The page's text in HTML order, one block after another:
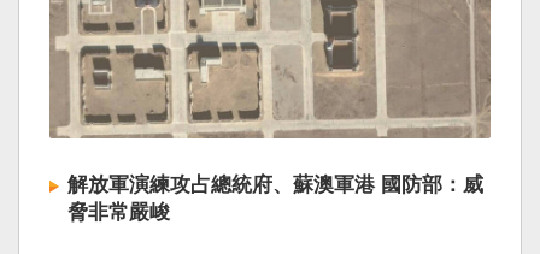
解放軍演練攻占總統府、蘇澳軍港 國防部：威
脅非常嚴峻